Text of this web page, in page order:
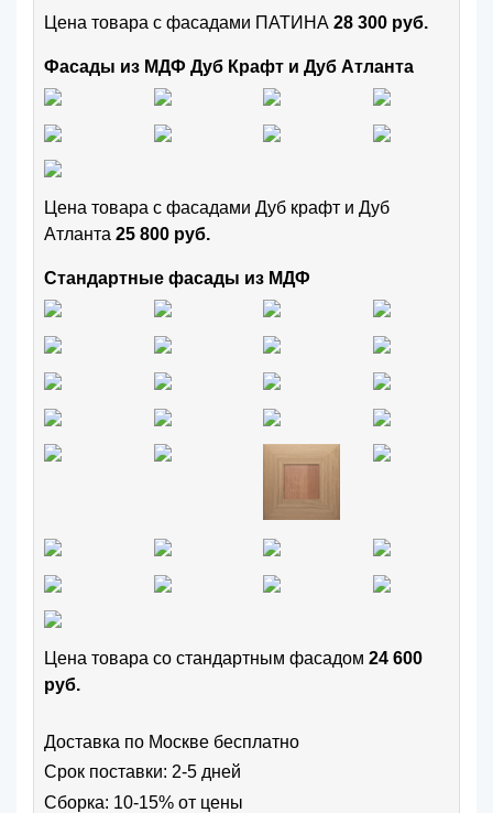
Цена товара с фасадами ПАТИНА 28 300 руб.
Фасады из МДФ Дуб Крафт и Дуб Атланта
Цена товара с фасадами Дуб крафт и Дуб
Атланта 25 800 руб.
Стандартные фасады из МДФ
Цена товара cо стандартным фасадом 24 600
руб.
Доставка по Москве бесплатно
Срок поставки: 2-5 дней
Сборка: 10-15% от цены